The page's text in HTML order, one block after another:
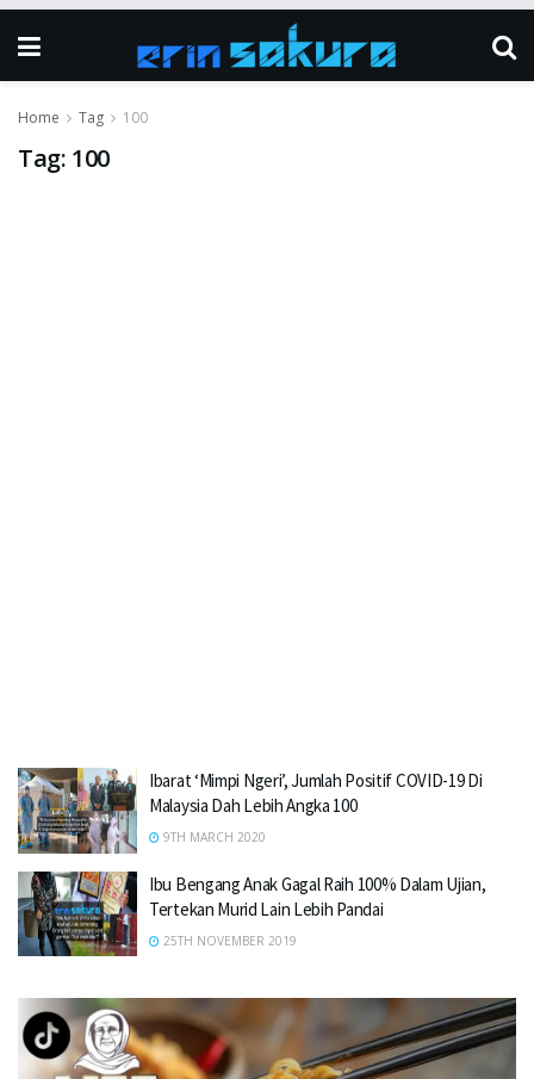
Home Tag 100
Tag: 100
Ibarat ‘Mimpi Ngeri’, Jumlah Positif COVID-19 Di
Malaysia Dah Lebih Angka 100
9TH MARCH 2020
Ibu Bengang Anak Gagal Raih 100% Dalam Ujian,
Tertekan Murid Lain Lebih Pandai
25TH NOVEMBER 2019